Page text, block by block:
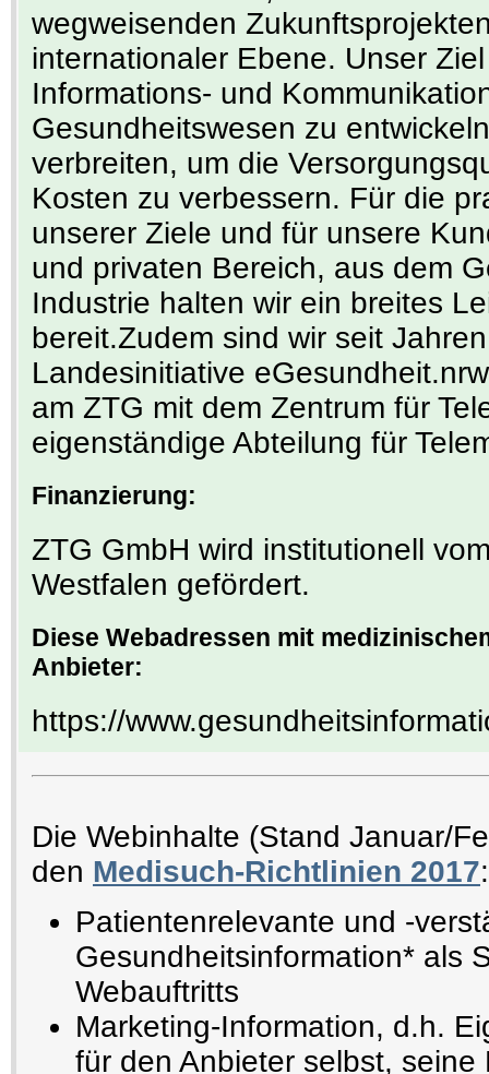
wegweisenden
internationaler Ebene. Unser
Informations- und
Gesundheitswesen zu
verbreiten, um die
Kosten zu verbessern. Für die
unserer Ziele und für unsere
und privaten Bereich, aus dem
Industrie halten wir ein breites
bereit.Zudem sind wir seit
Landesinitiative
am ZTG mit dem Zentrum für
eigenständige Abteilung für
Finanzierung:
ZTG GmbH wird institutionell
Westfalen gefördert.
Diese Webadressen mit
Anbieter:
https://
Die Webinhalte (Stand Januar/
den Medisuch-Richtlinien 2017:
Patientenrelevante und -
Gesundheitsinformation* als
Webauftritts
Marketing-Information, d.h.
für den Anbieter selbst,